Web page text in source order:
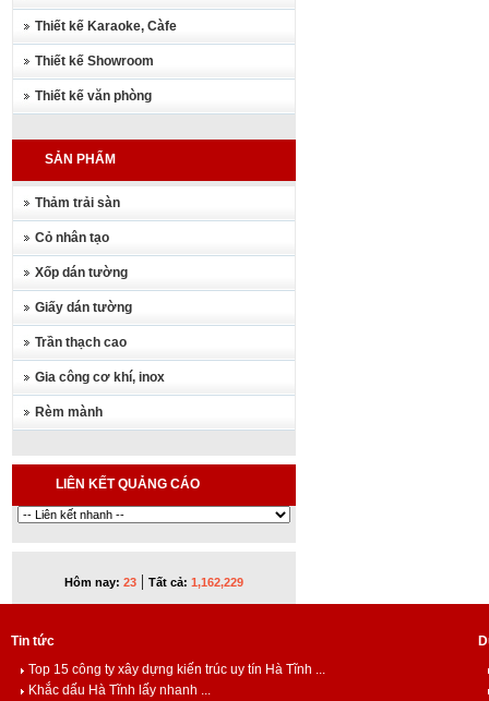
Thiết kế Karaoke, Càfe
Thiết kế Showroom
Thiết kế văn phòng
SẢN PHẨM
Thảm trải sàn
Cỏ nhân tạo
Xốp dán tường
Giấy dán tường
Trần thạch cao
Gia công cơ khí, inox
Rèm mành
LIÊN KẾT QUẢNG CÁO
Hôm nay: 23| Tất cả: 1,162,229
Tin tức
Top 15 công ty xây dựng kiến trúc uy tín Hà Tĩnh ...
Khắc dấu Hà Tĩnh lấy nhanh ...